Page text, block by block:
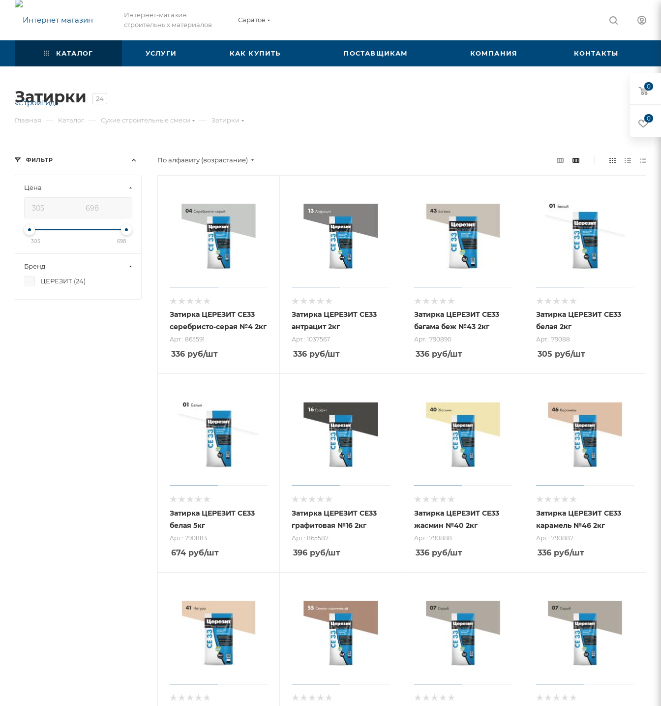
Интернет-магазин
строительных материалов
Саратов
КАТАЛОГ УСЛУГИ КАК КУПИТЬ ПОСТАВЩИКАМ КОМПАНИЯ КОНТАКТЫ
Затирки 24
Главная — Каталог — Сухие строительные смеси — Затирки
По алфавиту (возрастание)
Затирка ЦЕРЕЗИТ CE33
серебристо-серая №4 2кг
Арт.: 865591
336 руб/шт
Затирка ЦЕРЕЗИТ CE33
антрацит 2кг
Арт.: 1037567
336 руб/шт
Затирка ЦЕРЕЗИТ CE33
багама беж №43 2кг
Арт.: 790890
336руб/шт
Затирка ЦЕРЕЗИТ CE33
белая 2кг
Арт.: 79088
305 руб/шт
Затирка ЦЕРЕЗИТ CE33
белая 5кг
Арт.: 790883
674 руб/шт
Затирка ЦЕРЕЗИТ CE33
графитовая №16 2кг
Арт.: 865587
396 руб/шт
Затирка ЦЕРЕЗИТ CE33
жасмин №40 2кг
Арт.: 790888
336руб/шт
Затирка ЦЕРЕЗИТ CE33
карамель №46 2кг
Арт.: 790887
336руб/шт
ФИЛЬТР
Цена
305 698
Бренд
ЦЕРЕЗИТ (24)
0
0